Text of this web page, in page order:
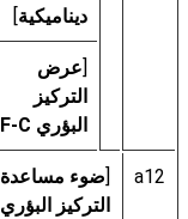
ديناميكية]
[عرض
التركيز
البؤري AF-C
a12
[ضوء مساعدة
التركيز البؤري